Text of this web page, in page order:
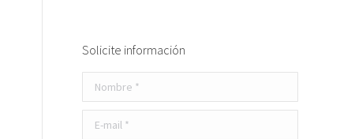
Solicite información
Nombre *
E-mail *